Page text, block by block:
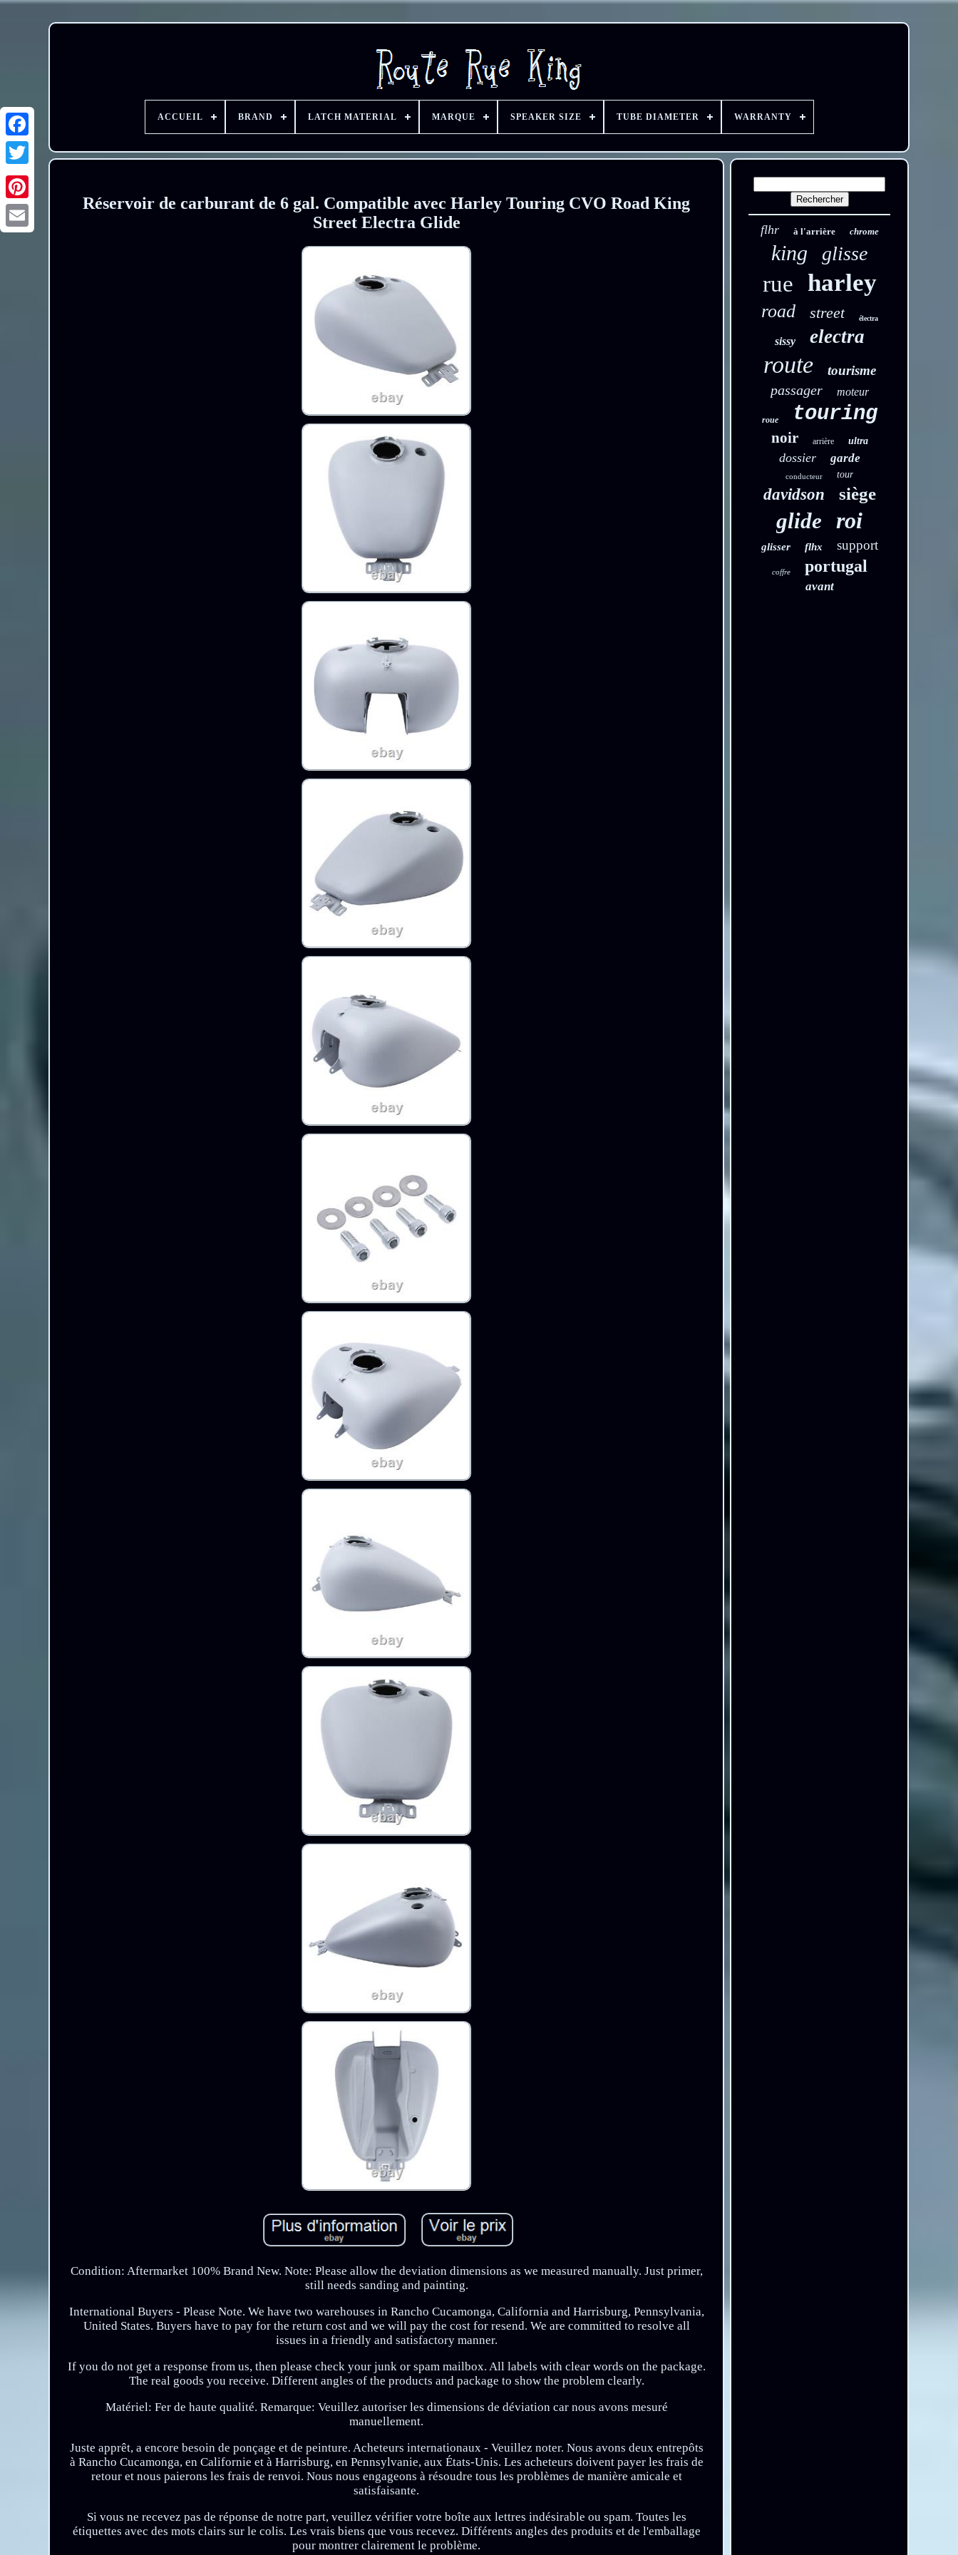
ACCUEIL BRAND LATCH MATERIAL MARQUE SPEAKER SIZE TUBE DIAMETER WARRANTY
Réservoir de carburant de 6 gal. Compatible avec Harley Touring CVO Road King
Street Electra Glide
Condition: Aftermarket 100% Brand New. Note: Please allow the deviation dimensions as we measured manually. Just primer,
still needs sanding and painting.
International Buyers - Please Note. We have two warehouses in Rancho Cucamonga, California and Harrisburg, Pennsylvania,
United States. Buyers have to pay for the return cost and we will pay the cost for resend. We are committed to resolve all
issues in a friendly and satisfactory manner.
If you do not get a response from us, then please check your junk or spam mailbox. All labels with clear words on the package.
The real goods you receive. Different angles of the products and package to show the problem clearly.
Matériel: Fer de haute qualité. Remarque: Veuillez autoriser les dimensions de déviation car nous avons mesuré
manuellement.
Juste apprêt, a encore besoin de ponçage et de peinture. Acheteurs internationaux - Veuillez noter. Nous avons deux entrepôts
à Rancho Cucamonga, en Californie et à Harrisburg, en Pennsylvanie, aux États-Unis. Les acheteurs doivent payer les frais de
retour et nous paierons les frais de renvoi. Nous nous engageons à résoudre tous les problèmes de manière amicale et
satisfaisante.
Si vous ne recevez pas de réponse de notre part, veuillez vérifier votre boîte aux lettres indésirable ou spam. Toutes les
étiquettes avec des mots clairs sur le colis. Les vrais biens que vous recevez. Différents angles des produits et de l'emballage
pour montrer clairement le problème.
flhr à l'arrière chrome
king glisse
rue harley
road street électra
sissy electra
route tourisme
passager moteur
roue touring
noir arrière ultra
dossier garde
conducteur tour
davidson siège
glide roi
glisser flhx support
coffre portugal
avant